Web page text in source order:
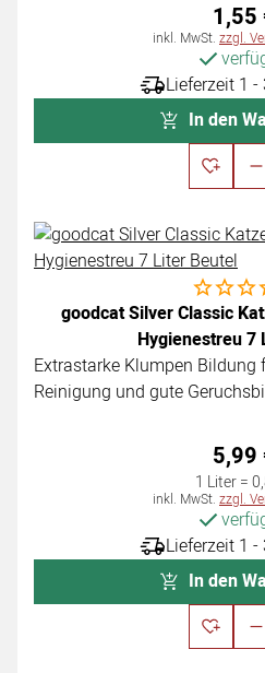
1,55
Steuerhinweis:
inkl. MwSt. zzgl.
Lieferzeit 1
In den
Noch
goodcat Silver Classic
Hygienestreu 7
Extrastarke Klumpen Bildung
Reinigung und gute
5,99
1 Liter =0,
Steuerhinweis:
inkl. MwSt. zzgl.
Lieferzeit 1
In den